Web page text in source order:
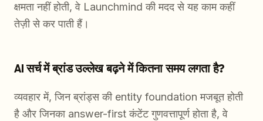
क्षमता नहीं होती, वे Launchmind की मदद से यह काम कहीं
तेज़ी से कर पाती हैं।
AI सर्च में ब्रांड उल्लेख बढ़ने में कितना समय लगता है?
व्यवहार में, जिन ब्रांड्स की entity foundation मजबूत होती
है और जिनका answer-first कंटेंट गुणवत्तापूर्ण होता है, वे